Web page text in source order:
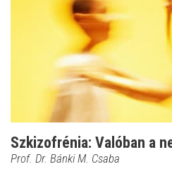
Szkizofrénia: Valóban a
Prof. Dr. Bánki M. Csaba